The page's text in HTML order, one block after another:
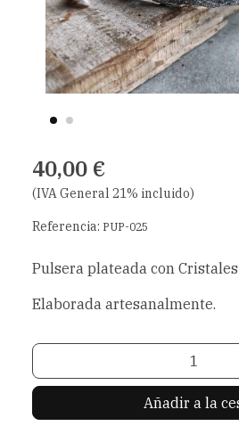
40,00 €
(IVA General 21% incluido)
Referencia: PUP-025
Pulsera plateada con
Elaborada artesanalmente.
Añadir a la